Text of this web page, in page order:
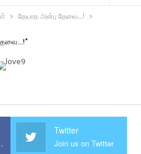
தேயாத அன்பு தேவை…!
Twitter
Join us on Twitter